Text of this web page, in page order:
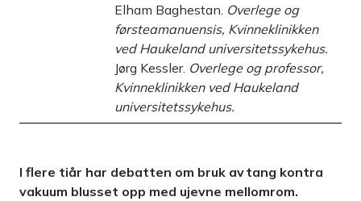
Elham Baghestan. Overlege og
førsteamanuensis, Kvinneklinikken
ved Haukeland universitetssykehus.
Jørg Kessler. Overlege og professor,
Kvinneklinikken ved Haukeland
universitetssykehus.
I flere tiår har debatten om bruk av tang kontra
vakuum blusset opp med ujevne mellomrom.